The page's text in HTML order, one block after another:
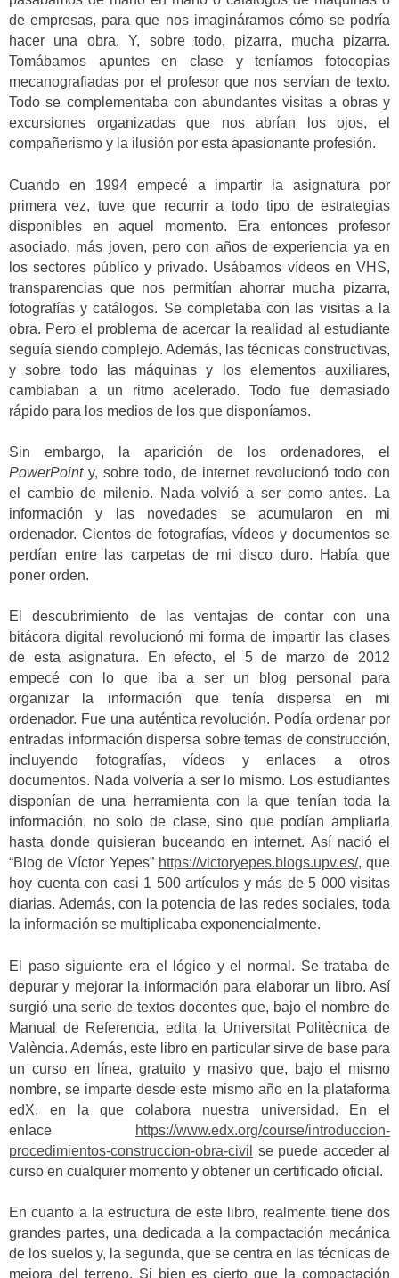
de empresas, para que nos imagináramos cómo se podría
hacer una obra. Y, sobre todo, pizarra, mucha pizarra.
Tomábamos apuntes en clase y teníamos fotocopias
mecanografiadas por el profesor que nos servían de texto.
Todo se complementaba con abundantes visitas a obras y
excursiones organizadas que nos abrían los ojos, el
compañerismo y la ilusión por esta apasionante profesión.
Cuando en 1994 empecé a impartir la asignatura por
primera vez, tuve que recurrir a todo tipo de estrategias
disponibles en aquel momento. Era entonces profesor
asociado, más joven, pero con años de experiencia ya en
los sectores público y privado. Usábamos vídeos en VHS,
transparencias que nos permitían ahorrar mucha pizarra,
fotografías y catálogos. Se completaba con las visitas a la
obra. Pero el problema de acercar la realidad al estudiante
seguía siendo complejo. Además, las técnicas constructivas,
y sobre todo las máquinas y los elementos auxiliares,
cambiaban a un ritmo acelerado. Todo fue demasiado
rápido para los medios de los que disponíamos.
Sin embargo, la aparición de los ordenadores, el
PowerPointy, sobre todo, de internet revolucionó todo con
el cambio de milenio. Nada volvió a ser como antes. La
información y las novedades se acumularon en mi
ordenador. Cientos de fotografías, vídeos y documentos se
perdían entre las carpetas de mi disco duro. Había que
poner orden.
El descubrimiento de las ventajas de contar con una
bitácora digital revolucionó mi forma de impartir las clases
de esta asignatura. En efecto, el 5 de marzo de 2012
empecé con lo que iba a ser un blog personal para
organizar la información que tenía dispersa en mi
ordenador. Fue una auténtica revolución. Podía ordenar por
entradas información dispersa sobre temas de construcción,
incluyendo fotografías, vídeos y enlaces a otros
documentos. Nada volvería a ser lo mismo. Los estudiantes
disponían de una herramienta con la que tenían toda la
información, no solo de clase, sino que podían ampliarla
hasta donde quisieran buceando en internet. Así nació el
“Blog de Víctor Yepes” https://victoryepes.blogs.upv.es/, que
hoy cuenta con casi 1 500 artículos y más de 5 000 visitas
diarias. Además, con la potencia de las redes sociales, toda
la información se multiplicaba exponencialmente.
El paso siguiente era el lógico y el normal. Se trataba de
depurar y mejorar la información para elaborar un libro. Así
surgió una serie de textos docentes que, bajo el nombre de
Manual de Referencia, edita la Universitat Politècnica de
València. Además, este libro en particular sirve de base para
un curso en línea, gratuito y masivo que, bajo el mismo
nombre, se imparte desde este mismo año en la plataforma
edX, en la que colabora nuestra universidad. En el
enlace
https://www.edx.org/course/introduccion-
procedimientos-construccion-obra-civil
se puede acceder al
curso en cualquier momento y obtener un certificado oficial.
En cuanto a la estructura de este libro, realmente tiene dos
grandes partes, una dedicada a la compactación mecánica
de los suelos y, la segunda, que se centra en las técnicas de
mejora del terreno. Si bien es cierto que la compactación